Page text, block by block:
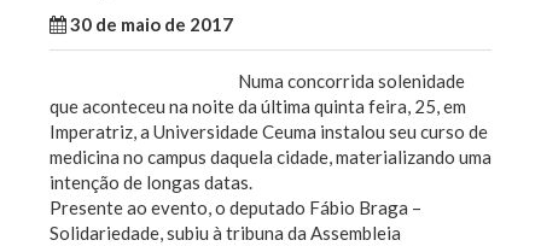
30 de maio de 2017
Numa concorrida solenidade
que aconteceu na noite da última quinta feira, 25, em
Imperatriz, a Universidade Ceuma instalou seu curso de
medicina no campus daquela cidade, materializando uma
intenção de longas datas.
Presente ao evento, o deputado Fábio Braga –
Solidariedade, subiu à tribuna da Assembleia